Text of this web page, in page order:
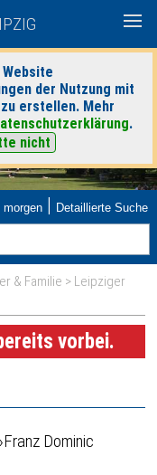
der Nutzung mit
erstellen. Mehr
.
nicht
morgen | Detaillierte Suche
& Familie > Leipziger
vorbei.
Dominic